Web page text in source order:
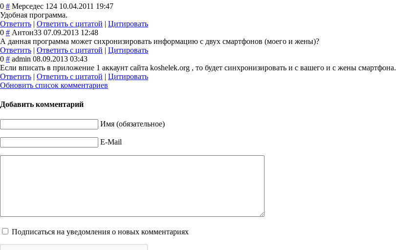
0 # Мерседес 124 10.04.2011 19:47
Удобная программа.
Ответить | Ответить с цитатой | Цитировать
0 # Антон33 07.09.2013 12:48
А данная программа может сихронизировать информацию с двух смартфонов (моего и жены)?
Ответить | Ответить с цитатой | Цитировать
0 # admin 08.09.2013 03:43
Если вписать в приложение 1 аккаунт сайта koshelek.org , то будет синхронизировать и с вашего и с жены смартфона.
Ответить | Ответить с цитатой | Цитировать
Обновить список комментариев
Добавить комментарий
Имя (обязательное)
E-Mail
Подписаться на уведомления о новых комментариях